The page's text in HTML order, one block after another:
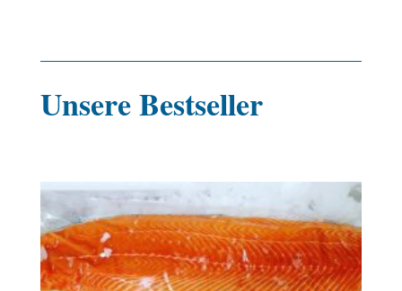
Unsere Bestseller